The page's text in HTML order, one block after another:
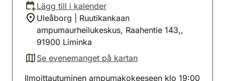
Lägg till i kalender
Uleåborg | Ruutikankaan
ampumaurheilukeskus, Raahentie 143,,
91900 Liminka
Se evenemanget på kartan
(avautuu uuteen välilehteen)
Ilmoittautuminen ampumakokeeseen klo 19:00